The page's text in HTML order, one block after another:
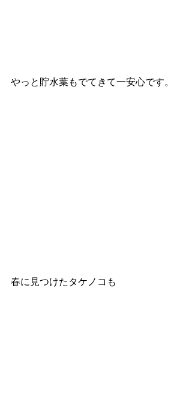
やっと貯水葉もでてきて一安心です。
春に見つけたタケノコも